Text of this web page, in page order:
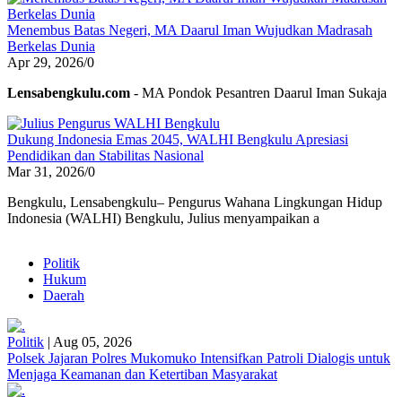
Menembus Batas Negeri, MA Daarul Iman Wujudkan Madrasah
Berkelas Dunia
Apr 29, 2026/0
Lensabengkulu.com - MA Pondok Pesantren Daarul Iman Sukaja
Dukung Indonesia Emas 2045, WALHI Bengkulu Apresiasi
Pendidikan dan Stabilitas Nasional
Mar 31, 2026/0
Bengkulu, Lensabengkulu– Pengurus Wahana Lingkungan Hidup
Indonesia (WALHI) Bengkulu, Julius menyampaikan a
Politik
Hukum
Daerah
Politik | Aug 05, 2026
Polsek Jajaran Polres Mukomuko Intensifkan Patroli Dialogis untuk
Menjaga Keamanan dan Ketertiban Masyarakat